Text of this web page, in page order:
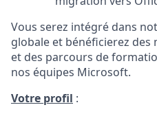
Vous serez intégré dans
globale et bénéficierez des
et des parcours de
nos équipes Microsoft.
Votre profil :